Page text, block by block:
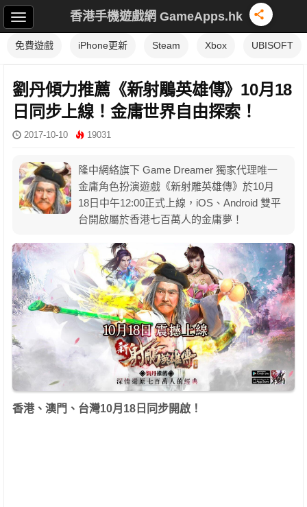
香港手機遊戲網 GameApps.hk
免費遊戲 iPhone更新 Steam Xbox UBISOFT
劉丹傾力推薦《新射鵰英雄傳》10月18
日同步上線！金庸世界自由探索！
2017-10-10 19031
隆中網絡旗下 Game Dreamer 獨家代理唯一
金庸角色扮演遊戲《新射雕英雄傳》於10月
18日中午12:00正式上線，iOS、Android 雙平
台開啟屬於香港七百萬人的金庸夢！
香港、澳門、台灣10月18日同步開啟！